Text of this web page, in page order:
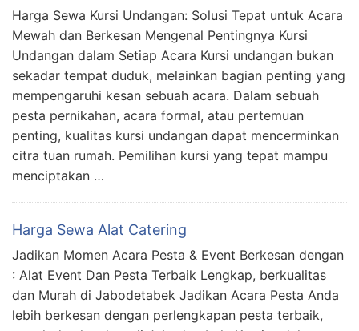
Harga Sewa Kursi Undangan: Solusi Tepat untuk Acara
Mewah dan Berkesan Mengenal Pentingnya Kursi
Undangan dalam Setiap Acara Kursi undangan bukan
sekadar tempat duduk, melainkan bagian penting yang
mempengaruhi kesan sebuah acara. Dalam sebuah
pesta pernikahan, acara formal, atau pertemuan
penting, kualitas kursi undangan dapat mencerminkan
citra tuan rumah. Pemilihan kursi yang tepat mampu
menciptakan …
Harga Sewa Alat Catering
Jadikan Momen Acara Pesta & Event Berkesan dengan
: Alat Event Dan Pesta Terbaik Lengkap, berkualitas
dan Murah di Jabodetabek Jadikan Acara Pesta Anda
lebih berkesan dengan perlengkapan pesta terbaik,